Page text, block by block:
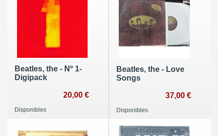
Beatles, the - Nº 1-
Digipack
20,00 €
Disponibles
Beatles, the - Love
Songs
37,00 €
Disponibles